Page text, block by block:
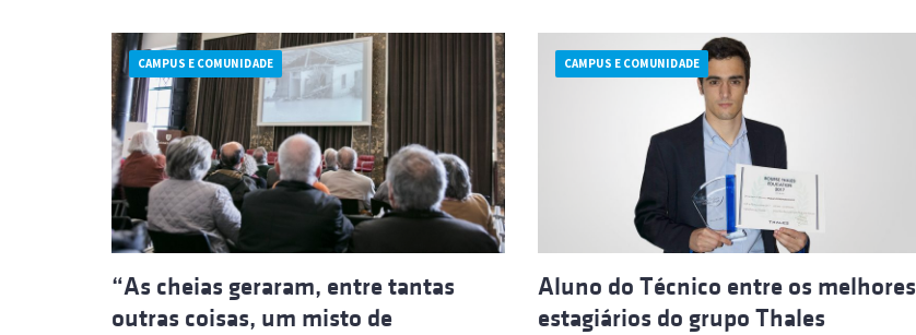
CAMPUS E COMUNIDADE
“As cheias geraram, entre tantas
outras coisas, um misto de
CAMPUS E COMUNIDADE
Aluno do Técnico entre os melhores
estagiários do grupo Thales